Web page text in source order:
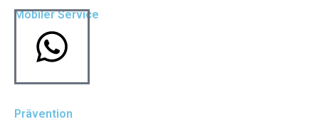
Mobiler Service
Hausbesuche
Altenheimbetreuung
Prävention